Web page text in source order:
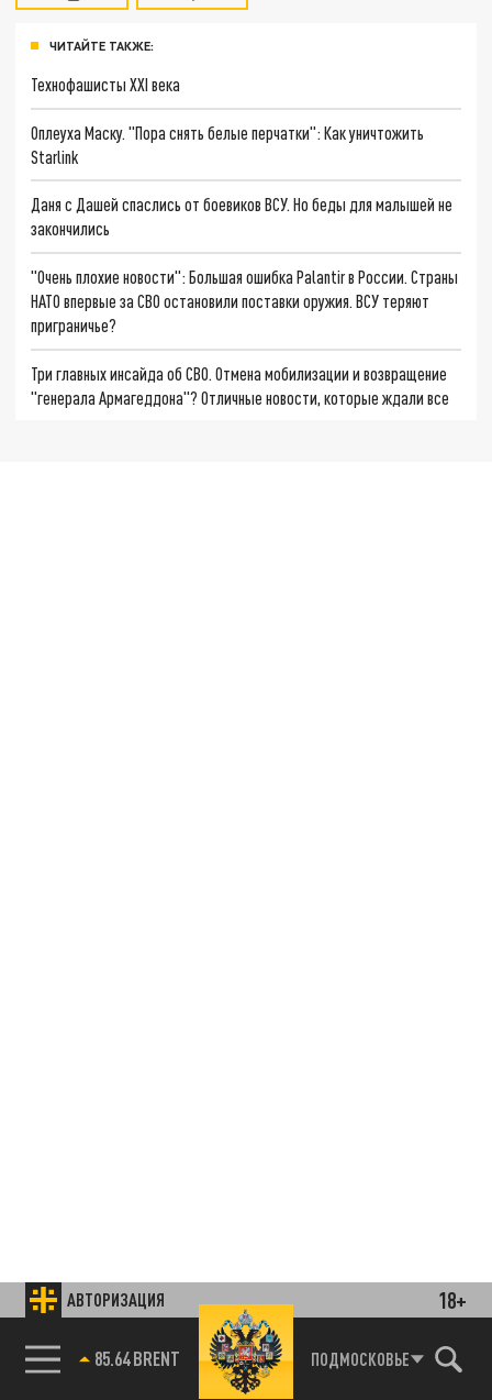
АВТОРИЗАЦИЯ 18+
85.64 BRENT ПОДМОСКОВЬЕ
ЧИТАЙТЕ ТАКЖЕ:
Технофашисты XXI века
Оплеуха Маску. "Пора снять белые перчатки": Как уничтожить
Starlink
Даня с Дашей спаслись от боевиков ВСУ. Но беды для малышей не
закончились
"Очень плохие новости": Большая ошибка Palantir в России. Страны
НАТО впервые за СВО остановили поставки оружия. ВСУ теряют
приграничье?
Три главных инсайда об СВО. Отмена мобилизации и возвращение
"генерала Армагеддона"? Отличные новости, которые ждали все